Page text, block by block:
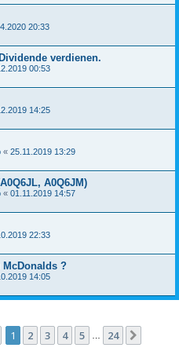
20:33
verdienen.
00:53
14:25
« 25.11.2019 13:29
A0Q6JM)
« 01.11.2019 14:57
22:33
?
14:05
1von 24
1 2 3 4 5 24